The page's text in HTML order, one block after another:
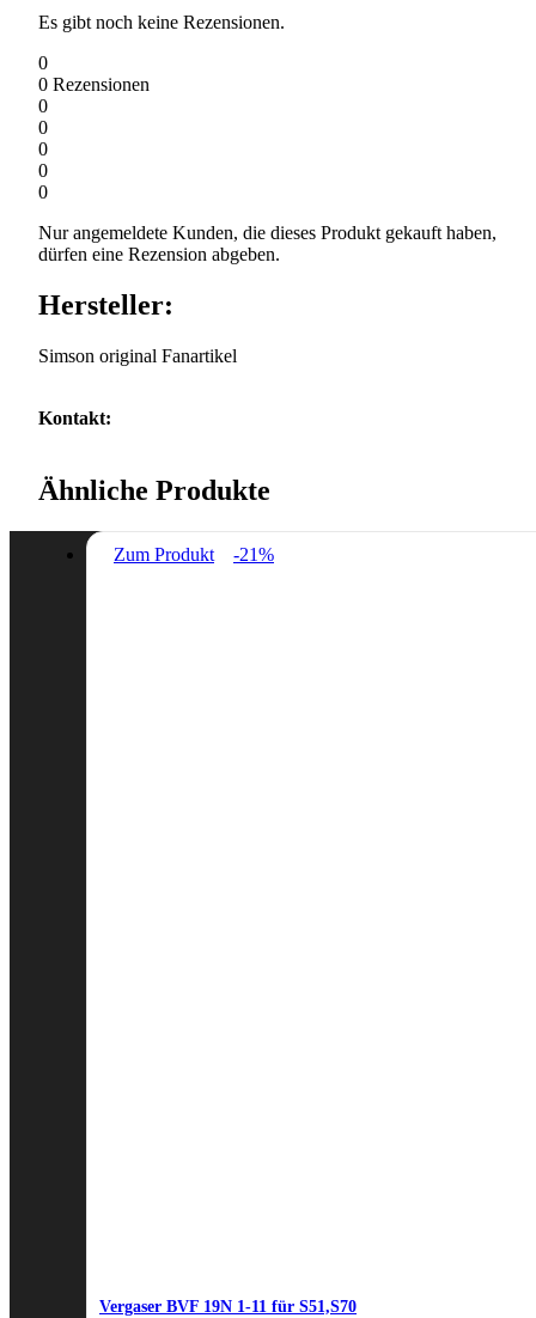
Es gibt noch keine Rezensionen.
0
0 Rezensionen
0
0
0
0
0
Nur angemeldete Kunden, die dieses Produkt gekauft haben,
dürfen eine Rezension abgeben.
Hersteller:
Simson original Fanartikel
Kontakt:
Ähnliche Produkte
Zum Produkt -21%
Vergaser BVF 19N 1-11 für S51,S70